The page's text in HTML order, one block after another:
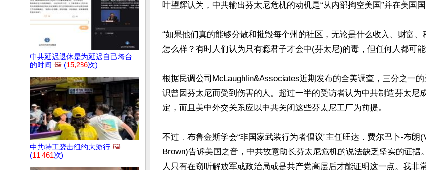
中共延迟退休是为延迟自己垮台
的时间 🖼️ (15,236次)
中共特工袭击纽约大游行 🖼️
(11,461次)
叶望辉认为，中共输出芬太尼危机的动机是“从内部掏空美国”并在美国国
“如果他们真的能够分散和摧毁每个州的社区，无论是什么收入、财富、
怎么样？有时人们认为只有瘾君子才会中(芬太尼)的毒，但任何人都可能
根据民调公司McLaughlin&Associates近期发布的全美调查，三分之一
识曾因芬太尼而受到伤害的人。超过一半的受访者认为中共制造芬太尼
定，而且美中外交关系应以中共关闭这些芬太尼工厂为前提。
不过，布鲁金斯学会“非国家武装行为者倡议”主任旺达．费尔巴卜-布朗
Brown)告诉美国之音，中共故意助长芬太尼危机的说法缺乏坚实的证据
人只有在窃听解放军或政治局或是共产党高层后才能证明这一点。我非